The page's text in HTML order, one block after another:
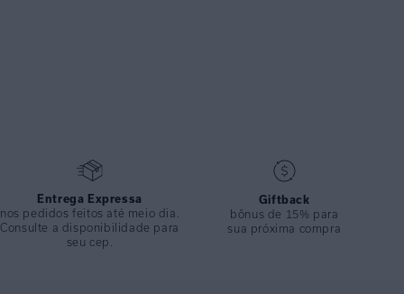
Entrega Expressa
nos pedidos feitos até meio dia.
Consulte a disponibilidade para
seu cep.
Giftback
bônus de 15% para
sua próxima compra